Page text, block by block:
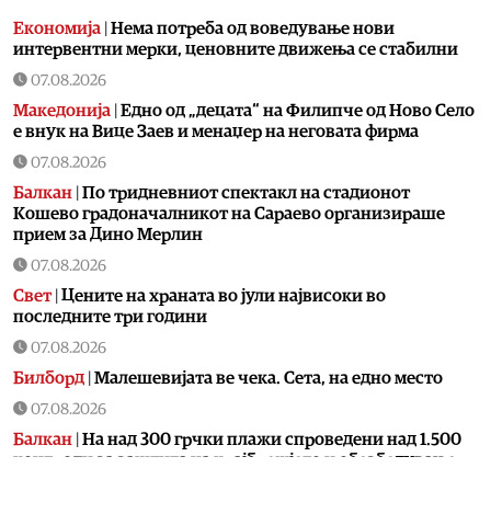
Економија Нема потреба од воведување нови
интервентни мерки, ценовните движења се стабилни
07.08.2026
Македонија Едно од „децата“ на Филипче од Ново Село
е внук на Вице Заев и менаџер на неговата фирма
07.08.2026
Балкан По тридневниот спектакл на стадионот
Кошево градоначалникот на Сараево организираше
прием за Дино Мерлин
07.08.2026
Свет| Цените на храната во јули највисоки во
последните три години
07.08.2026
Билборд Малешевијата ве чека. Сета, на едно место
07.08.2026
Балкан На над 300 грчки плажи спроведени над 1.500
контроли за заштита на крајбрежјето и обезбедување